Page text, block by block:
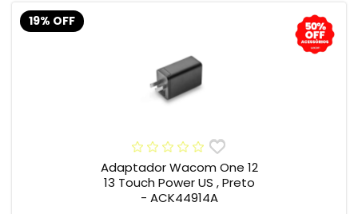
19% OFF
Adaptador Wacom One 12
13 Touch Power US , Preto
- ACK44914A